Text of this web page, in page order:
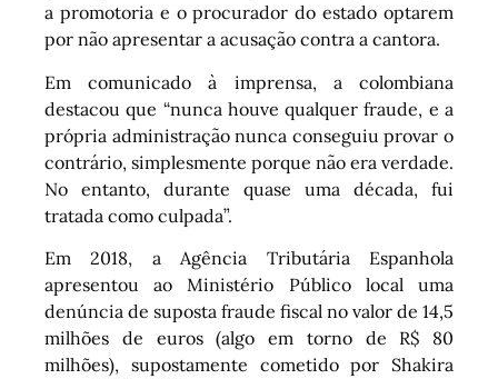
a promotoria e o procurador do estado optarem
por não apresentar a acusação contra a cantora.
Em comunicado à imprensa, a colombiana
destacou que “nunca houve qualquer fraude, e a
própria administração nunca conseguiu provar o
contrário, simplesmente porque não era verdade.
No entanto, durante quase uma década, fui
tratada como culpada”.
Em 2018, a Agência Tributária Espanhola
apresentou ao Ministério Público local uma
denúncia de suposta fraude fiscal no valor de 14,5
milhões de euros (algo em torno de R$ 80
milhões), supostamente cometido por Shakira